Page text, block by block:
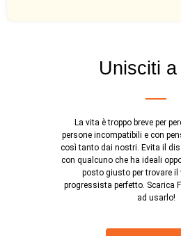
Unisciti a
La vita è troppo breve per
persone incompatibili e con
così tanto dai nostri. Evita il
con qualcuno che ha ideali
posto giusto per trovare il
progressista perfetto. Scarica
ad usarlo!